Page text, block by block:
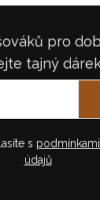
pro
tajný
s
údajů